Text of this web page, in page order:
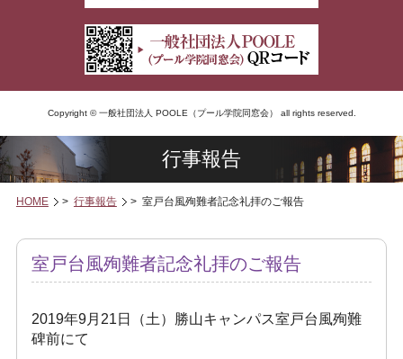
Copyright © 一般社団法人 POOLE（プール学院同窓会） all rights reserved.
行事報告
HOME > 行事報告 > 室戸台風殉難者記念礼拝のご報告
室戸台風殉難者記念礼拝のご報告
2019年9月21日（土）勝山キャンパス室戸台風殉難
碑前にて